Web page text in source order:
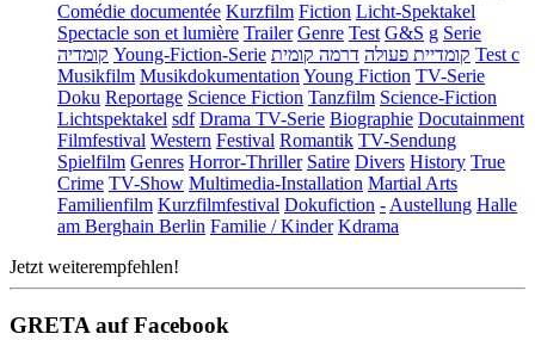
Comédie documentée Kurzfilm Fiction Licht-Spektakel
Spectacle son et lumière Trailer Genre Test G&S g Serie
קומדיה Young-Fiction-Serie קומדיית פעולה דרמה קומית
Test c
Musikfilm MusikdokumentationYoung Fiction TV-Serie
Doku Reportage Science Fiction Tanzfilm Science-Fiction
Lichtspektakel sdf Drama TV-Serie Biographie Docutainment
Filmfestival Western Festival Romantik TV-Sendung
Spielfilm Genres Horror-Thriller Satire Divers History True
Crime TV-Show Multimedia-Installation Martial Arts
Familienfilm Kurzfilmfestival Dokufiction -Austellung Halle
am Berghain Berlin Familie / Kinder Kdrama
Jetzt weiterempfehlen!
GRETA auf Facebook